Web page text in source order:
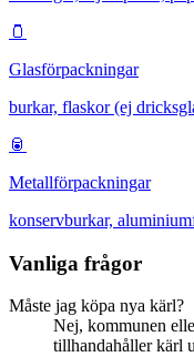
🫙
Glasförpackningar
burkar, flaskor (ej
🥫
Metallförpackningar
konservburkar,
Vanliga frågor
Måste jag köpa nya kärl?
Nej, kommunen
tillhandahåller kärl